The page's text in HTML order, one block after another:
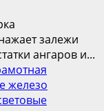
залежи
ангаров и...
железо